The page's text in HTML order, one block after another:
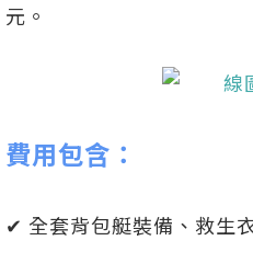
元。
費用包含：
✔ 全套背包艇裝備、救生